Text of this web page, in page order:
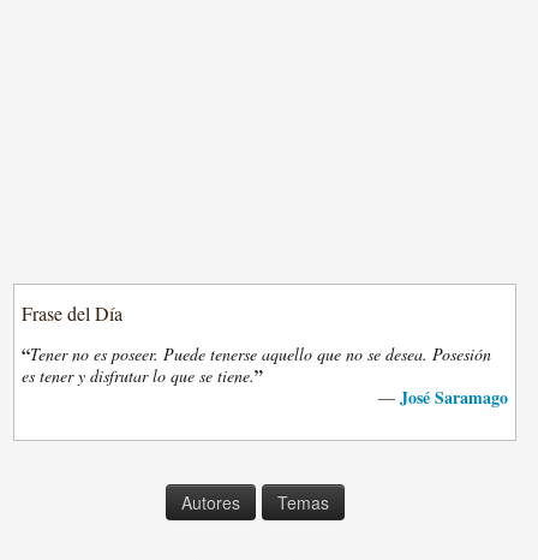
Frase del Día
“Tener no es poseer. Puede tenerse aquello que no se desea. Posesión
es tener y disfrutar lo que se tiene.”
— José Saramago
Autores Temas